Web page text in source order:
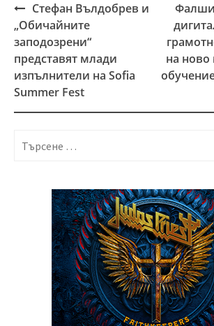
Post
navigation
Стефан Вълдобрев и
„Обичайните
заподозрени“
представят млади
изпълнители на Sofia
Summer Fest
на
за: